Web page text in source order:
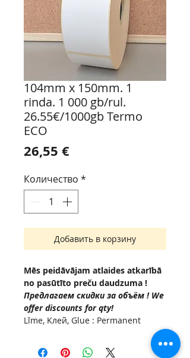
104mm x 150mm. 1
rinda. 1 000 gb/rul.
26.55€/1000gb Termo
ECO
26,55 €Цена
Количество *
Добавить в корзину
Mēs peidāvājam atlaides atkarībā
no pasūtīto preču daudzuma !
Предлагаем скидки за объём ! We
offer discounts for qty!
Līme, Kлей, Glue : Permanent
(Acrylic based adhesive, -10 °C to
+50°C.